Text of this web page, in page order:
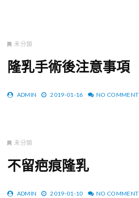
未分類
隆乳手術後注意事項
ADMIN 2019-01-16 NO COMMENT
未分類
不留疤痕隆乳
ADMIN 2019-01-10 NO COMMENT